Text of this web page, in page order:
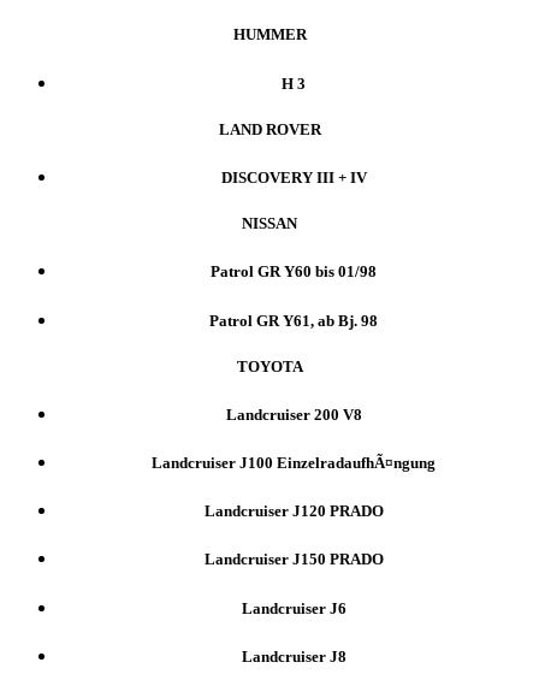
HUMMER
H 3
LAND ROVER
DISCOVERY III + IV
NISSAN
Patrol GR Y60 bis 01/98
Patrol GR Y61, ab Bj. 98
TOYOTA
Landcruiser 200 V8
Landcruiser J100 EinzelradaufhÃ¤ngung
Landcruiser J120 PRADO
Landcruiser J150 PRADO
Landcruiser J6
Landcruiser J8